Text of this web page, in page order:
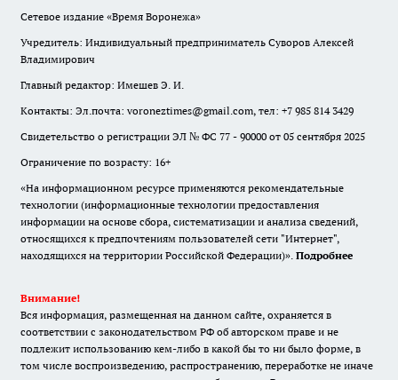
Сетевое издание «Время Воронежа»
Учредитель: Индивидуальный предприниматель Суворов Алексей
Владимирович
Главный редактор: Имешев Э. И.
Контакты: Эл.почта: voroneztimes@gmail.com, тел: +7 985 814 3429
Свидетельство о регистрации ЭЛ № ФС 77 - 90000 от 05 сентября 2025
Ограничение по возрасту: 16+
«На информационном ресурсе применяются рекомендательные
технологии (информационные технологии предоставления
информации на основе сбора, систематизации и анализа сведений,
относящихся к предпочтениям пользователей сети "Интернет",
находящихся на территории Российской Федерации)». Подробнее
Внимание!
Вся информация, размещенная на данном сайте, охраняется в
соответствии с законодательством РФ об авторском праве и не
подлежит использованию кем-либо в какой бы то ни было форме, в
том числе воспроизведению, распространению, переработке не иначе